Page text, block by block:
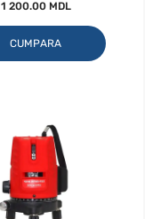
1 200.00 MDL
CUMPARA